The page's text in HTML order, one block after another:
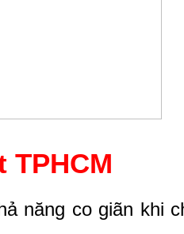
TPHCM
năng co giãn khi